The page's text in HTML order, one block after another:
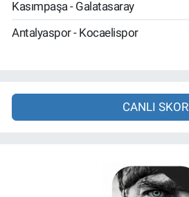
Kasımpaşa - Galatasaray
Antalyaspor - Kocaelispor
CANLI SKOR